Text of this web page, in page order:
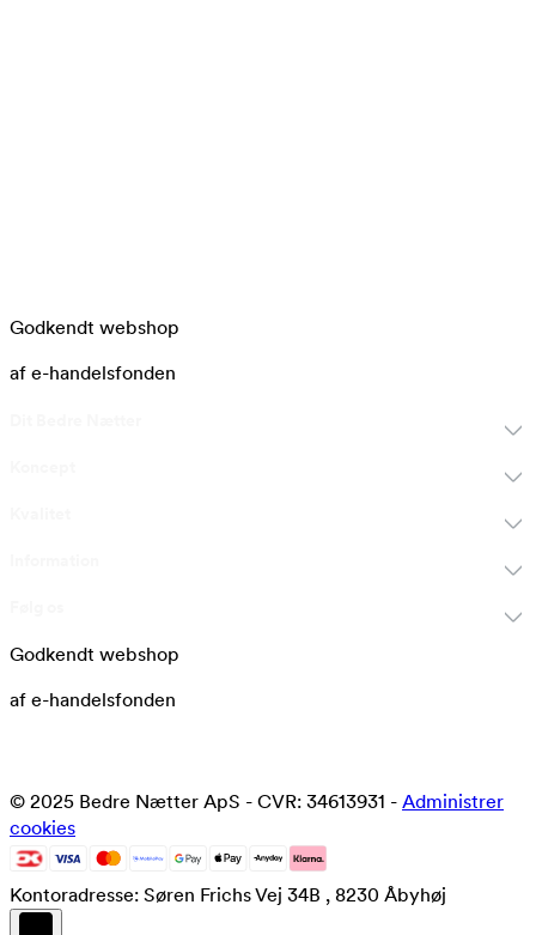
Godkendt webshop
af e-handelsfonden
Godkendt webshop
af e-handelsfonden
© 2025 Bedre Nætter ApS - CVR: 34613931 - Administrer
cookies
Kontoradresse: Søren Frichs Vej 34B , 8230 Åbyhøj